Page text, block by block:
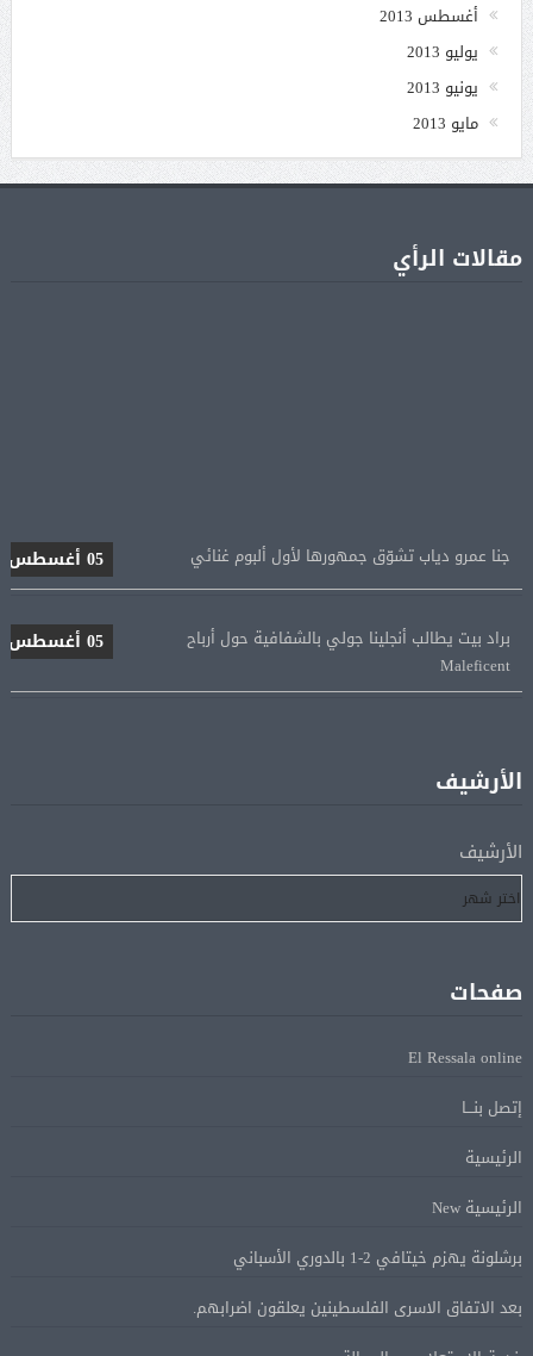
أغسطس 2013
يوليو 2013
يونيو 2013
مايو 2013
مقالات الرأي
05 أغسطس
براد بيت يطالب أنجلينا جولي بالشفافية حول أرباح
05 أغسطس
منتخب مصر للكرة النسائية يخوض الليلة مباراة وداع أمم
استقبال جماهيرى حاشد لمحمد صلاح لدى وصوله إلى تركيا
والأهلى 11 أكتوبر
مباحثات لبنانية – أممية حول دعم لبنان وتطورات الأوضاع
ماكرون: الاتحاد الأوروبى وشركاؤه سيواصلون زيادة الضغط
البيان الختامى لاجتماع عمّان الوزارى يدين الإجراءات
ترامب: مضيق هرمز سيفتح قريبًا أو ستواجه إيران ضربة
الأرشيف
الأرشيف
صفحات
El Ressala online
إتصل بنـــا
الرئيسية
الرئيسية New
برشلونة يهزم خيتافي 2-1 بالدوري الأسباني
بعد الاتفاق الاسرى الفلسطينين يعلقون اضرابهم.